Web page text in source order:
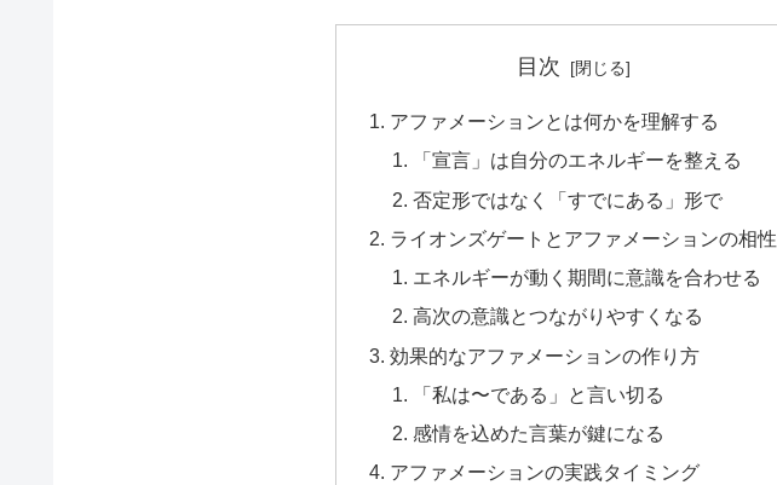
目次
アファメーションとは何かを理解する
「宣言」は自分のエネルギーを整える
否定形ではなく「すでにある」形で
ライオンズゲートとアファメーションの相性
エネルギーが動く期間に意識を合わせる
高次の意識とつながりやすくなる
効果的なアファメーションの作り方
「私は〜である」と言い切る
感情を込めた言葉が鍵になる
アファメーションの実践タイミング